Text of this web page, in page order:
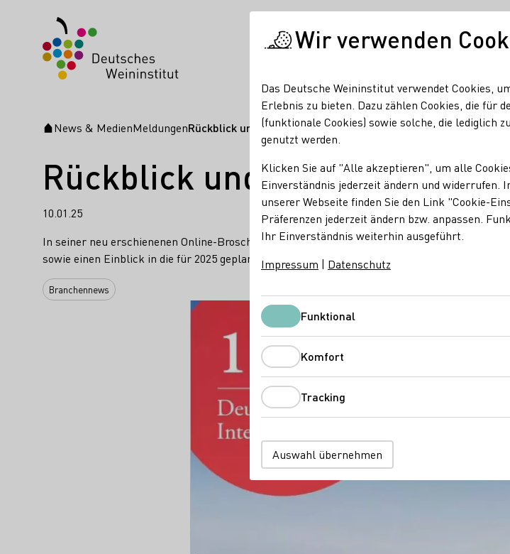
Startseite
News & MedienMeldungenRückblick und Ausblick auf DWI-Maßnahmen
Rückblick und Ausblick auf
10.01.25
In seiner neu erschienenen Online-Broschüre „WeinIntern“ gibt das Deutsche Weininstitut
sowie einen Einblick in die für 2025 geplanten Maßnahmen.
Branchennews
Wir verwenden
Das Deutsche Weininstitut verwendet Cookies,
Erlebnis zu bieten. Dazu zählen Cookies, die für
(funktionale Cookies) sowie solche, die lediglich
genutzt werden.
Klicken Sie auf "Alle akzeptieren", um alle
Einverständnis jederzeit ändern und widerrufen.
unserer Webseite finden Sie den Link "Cookie-
Präferenzen jederzeit ändern bzw. anpassen.
Ihr Einverständnis weiterhin ausgeführt.
Impressum | Datenschutz
FunktionalFunktional
Komfort
Tracking
Auswahl übernehmen